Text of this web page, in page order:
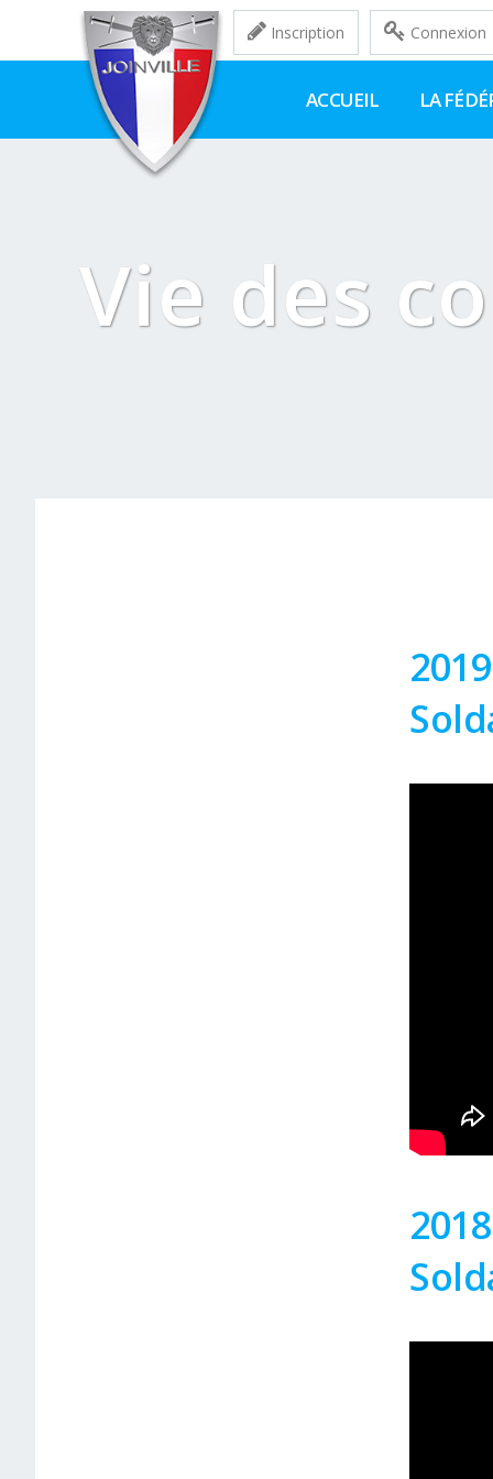
Inscription Connexion
ACCUEIL LA
Vie des